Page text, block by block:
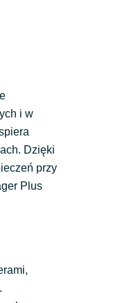
i w
Dzięki
przy
Plus